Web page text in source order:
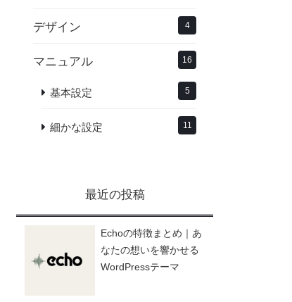
デザイン 4
マニュアル 16
基本設定 5
細かな設定 11
最近の投稿
Echoの特徴まとめ｜あ
なたの想いを響かせる
WordPressテーマ